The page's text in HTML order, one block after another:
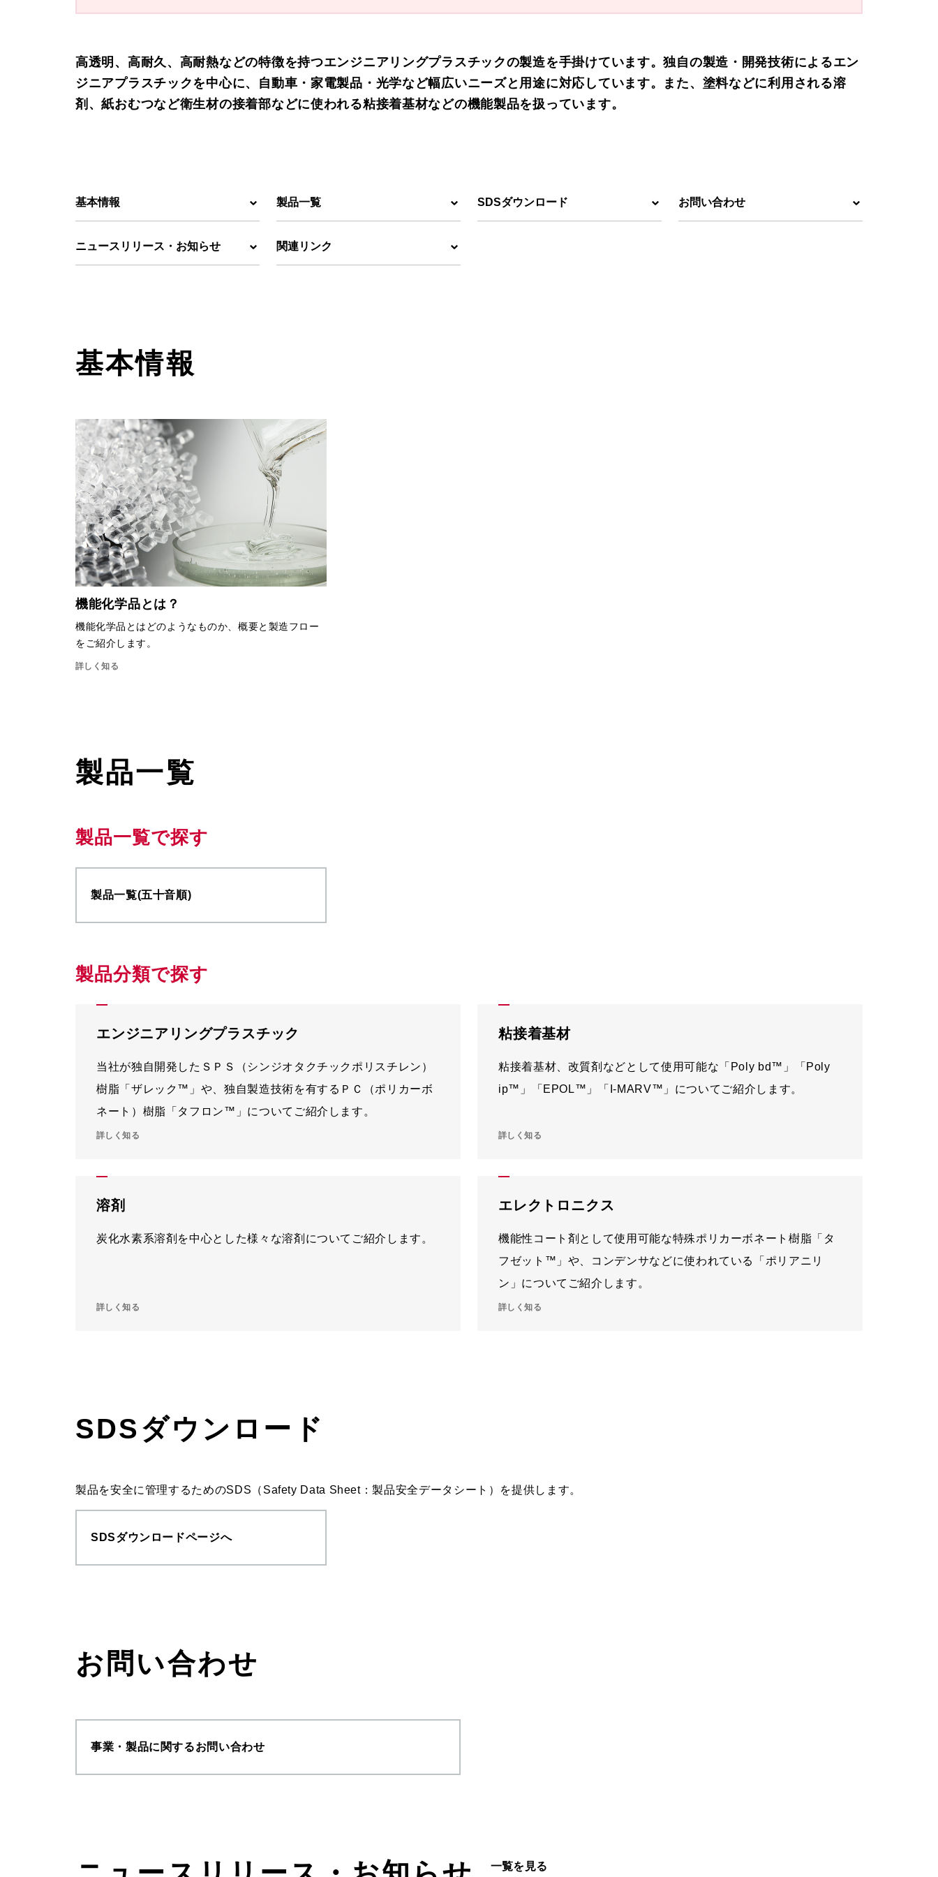
高透明、高耐久、高耐熱などの特徴を持つエンジニアリングプラスチックの製造を手掛けています。独自の製造・開発技術によるエン
ジニアプラスチックを中心に、自動車・家電製品・光学など幅広いニーズと用途に対応しています。また、塗料などに利用される溶
剤、紙おむつなど衛生材の接着部などに使われる粘接着基材などの機能製品を扱っています。
基本情報 製品一覧 SDSダウンロード お問い合わせ
ニュースリリース・お知らせ 関連リンク
基本情報
機能化学品とは？
機能化学品とはどのようなものか、概要と製造フロー
をご紹介します。
詳しく知る
製品一覧
製品一覧で探す
製品一覧(五十音順)
製品分類で探す
エンジニアリングプラスチック
当社が独自開発したＳＰＳ（シンジオタクチックポリスチレン）
樹脂「ザレック™」や、独自製造技術を有するＰＣ（ポリカーボ
ネート）樹脂「タフロン™」についてご紹介します。
詳しく知る
粘接着基材
粘接着基材、改質剤などとして使用可能な「Poly bd™」「Poly
ip™」「EPOL™」「I-MARV™」についてご紹介します。
詳しく知る
溶剤
炭化水素系溶剤を中心とした様々な溶剤についてご紹介します。
詳しく知る
エレクトロニクス
機能性コート剤として使用可能な特殊ポリカーボネート樹脂「タ
フゼット™」や、コンデンサなどに使われている「ポリアニリ
ン」についてご紹介します。
詳しく知る
SDSダウンロード
製品を安全に管理するためのSDS（Safety Data Sheet：製品安全データシート）を提供します。
SDSダウンロードページへ
お問い合わせ
事業・製品に関するお問い合わせ
一覧を見る